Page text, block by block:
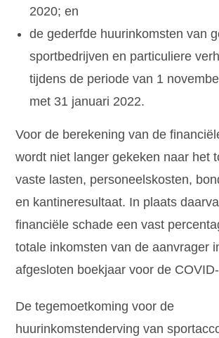
2020; en
de gederfde huurinkomsten van
sportbedrijven en particuliere
tijdens de periode van 1
met 31 januari 2022.
Voor de berekening van de
wordt niet langer gekeken naar het
vaste lasten, personeelskosten,
en kantineresultaat. In plaats
financiële schade een vast
totale inkomsten van de aanvrager
afgesloten boekjaar voor de
De tegemoetkoming voor de
huurinkomstenderving van